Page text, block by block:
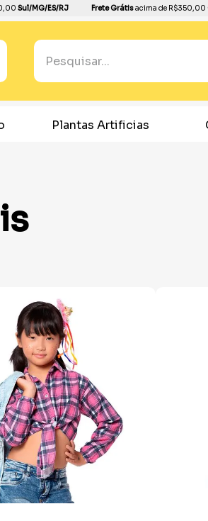
Sul/MG/ES/RJ Frete Grátisacima de R$350,00
Pesquisar...
TERMOS MAIS BUSCADOS
boleira
9º
pirulito
10º toalha
Confeitaria